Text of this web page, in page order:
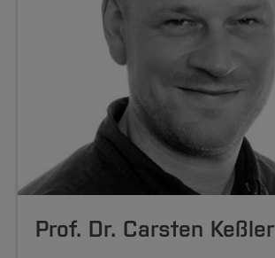
Prof. Dr. Carsten Keßler